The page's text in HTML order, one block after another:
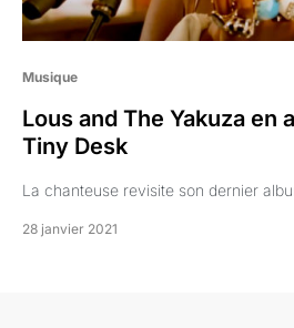
Musique
Lous and The Yakuza en
Tiny Desk
La chanteuse revisite son dernier
28 janvier 2021